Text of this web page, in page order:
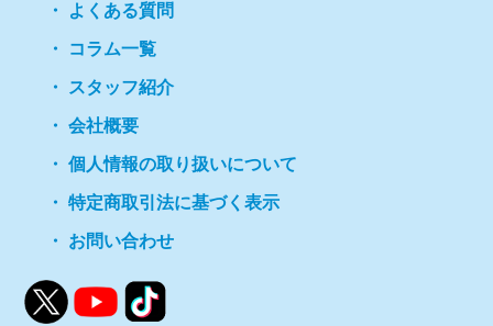
よくある質問
コラム一覧
スタッフ紹介
会社概要
個人情報の取り扱いについて
特定商取引法に基づく表示
お問い合わせ